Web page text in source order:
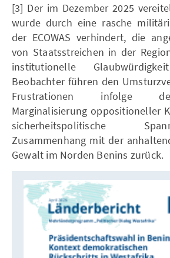
[3] Der im Dezember 2025
wurde durch eine rasche
der ECOWAS verhindert, die
von Staatsstreichen in der
institutionelle
Beobachter führen den
Frustrationen infolge
Marginalisierung oppositioneller
sicherheitspolitische
Zusammenhang mit der
Gewalt im Norden Benins zurück.